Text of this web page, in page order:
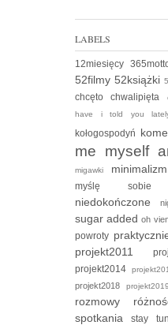
LABELS
12miesięcy
52filmy 52książki
chcętochwalipięta
have i told you
kołogospodyń
me myself
migawki
myślę
niedokończone
sugar addedoh
powroty
projekt2011
projekt2014
projekt2018
rozmowy
spotkaniastay